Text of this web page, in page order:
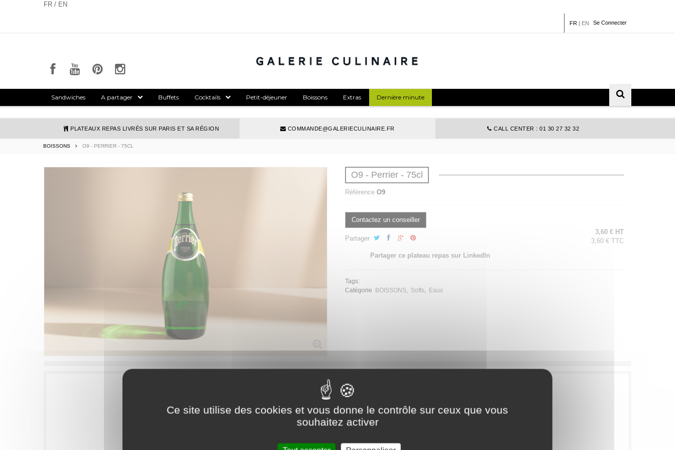
FR / EN
Se Connecter
FR | EN
Sandwiches A partager Buffets Cocktails Petit-déjeuner Boissons Extras Dernière minute
PLATEAUX REPAS LIVRÉS SUR PARIS ET SA RÉGION COMMANDE@GALERIECULINAIRE.FR CALL CENTER : 01 30 27 32 32
BOISSONS O9 - PERRIER - 75CL
O9 - Perrier - 75cl
Référence O9
3,60 € HT
3,60 € TTC
Contactez un conseiller
Partager
Partager ce plateau repas sur LinkedIn
Tags:
Catégorie
BOISSONS Softs Eaux
Panneau de gestion des cookies
Ce site utilise des cookies et vous donne le contrôle sur ceux que vous
souhaitez activer